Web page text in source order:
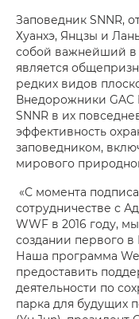
Заповедник SNNR,
Хуанхэ, Янцзы и
собой важнейший в
является
редких видов
Внедорожники GAC
SNNR в их
эффективность
заповедником,
мирового
«С момента
сотрудничестве с
WWF в 2016 году,
создании первого
Наша программа
предоставить
деятельности по
парка для будущих